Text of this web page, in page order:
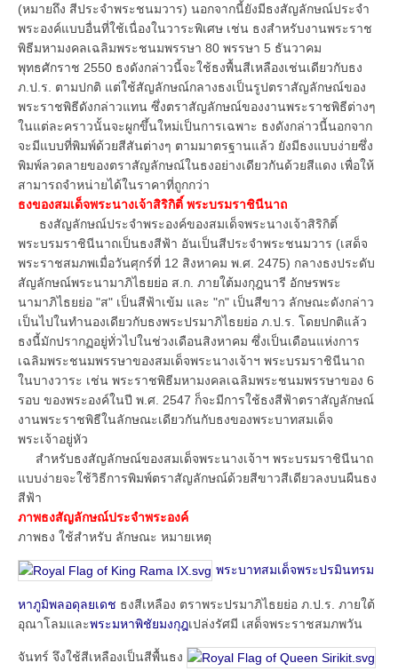
(หมายถึง สีประจำพระชนมวาร) นอกจากนี้ยังมีธงสัญลักษณ์ประจำ
พระองค์แบบอื่นที่ใช้เนื่องในวาระพิเศษ เช่น ธงสำหรับงานพระราช
พิธีมหามงคลเฉลิมพระชนมพรรษา 80 พรรษา 5 ธันวาคม
พุทธศักราช 2550 ธงดังกล่าวนี้จะใช้ธงพื้นสีเหลืองเช่นเดียวกับธง
ภ.ป.ร. ตามปกติ แต่ใช้สัญลักษณ์กลางธงเป็นรูปตราสัญลักษณ์ของ
พระราชพิธีดังกล่าวแทน ซึ่งตราสัญลักษณ์ของงานพระราชพิธีต่างๆ
ในแต่ละคราวนั้นจะผูกขึ้นใหม่เป็นการเฉพาะ ธงดังกล่าวนี้นอกจาก
จะมีแบบที่พิมพ์ด้วยสีสันต่างๆ ตามมาตรฐานแล้ว ยังมีธงแบบง่ายซึ่ง
พิมพ์ลวดลายของตราสัญลักษณ์ในธงอย่างเดียวกันด้วยสีแดง เพื่อให้
สามารถจำหน่ายได้ในราคาที่ถูกกว่า
ธงของสมเด็จพระนางเจ้าสิริกิติ์ พระบรมราชินีนาถ
ธงสัญลักษณ์ประจำพระองค์ของสมเด็จพระนางเจ้าสิริกิติ์
พระบรมราชินีนาถเป็นธงสีฟ้า อันเป็นสีประจำพระชนมวาร (เสด็จ
พระราชสมภพเมื่อวันศุกร์ที่ 12 สิงหาคม พ.ศ. 2475) กลางธงประดับ
สัญลักษณ์พระนามาภิไธยย่อ ส.ก. ภายใต้มงกุฎนารี อักษรพระ
นามาภิไธยย่อ "ส" เป็นสีฟ้าเข้ม และ "ก" เป็นสีขาว ลักษณะดังกล่าว
เป็นไปในทำนองเดียวกับธงพระปรมาภิไธยย่อ ภ.ป.ร. โดยปกติแล้ว
ธงนี้มักปรากฏอยู่ทั่วไปในช่วงเดือนสิงหาคม ซึ่งเป็นเดือนแห่งการ
เฉลิมพระชนมพรรษาของสมเด็จพระนางเจ้าฯ พระบรมราชินีนาถ
ในบางวาระ เช่น พระราชพิธีมหามงคลเฉลิมพระชนมพรรษาของ 6
รอบ ของพระองค์ในปี พ.ศ. 2547 ก็จะมีการใช้ธงสีฟ้าตราสัญลักษณ์
งานพระราชพิธีในลักษณะเดียวกันกับธงของพระบาทสมเด็จ
พระเจ้าอยู่หัว
สำหรับธงสัญลักษณ์ของสมเด็จพระนางเจ้าฯ พระบรมราชินีนาถ
แบบง่ายจะใช้วิธีการพิมพ์ตราสัญลักษณ์ด้วยสีขาวสีเดียวลงบนผืนธง
สีฟ้า
ภาพธงสัญลักษณ์ประจำพระองค์
ภาพธง ใช้สำหรับ ลักษณะ หมายเหตุ
พระบาทสมเด็จพระปรมินทรม
หาภูมิพลอดุลยเดช ธงสีเหลือง ตราพระปรมาภิไธยย่อ ภ.ป.ร. ภายใต้
อุณาโลมและพระมหาพิชัยมงกุฎเปล่งรัศมี เสด็จพระราชสมภพวัน
จันทร์ จึงใช้สีเหลืองเป็นสีพื้นธง